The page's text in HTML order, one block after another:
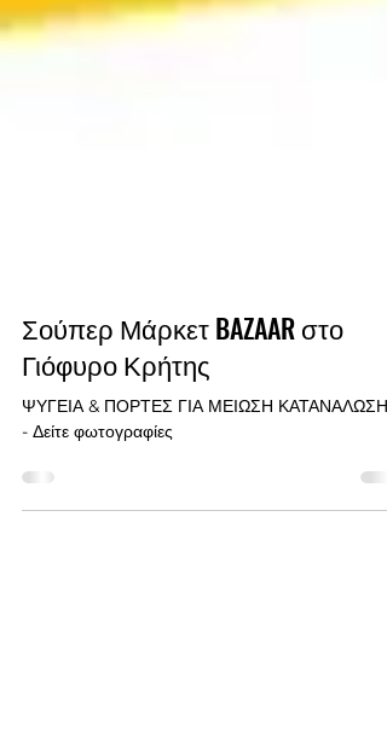
Σούπερ Μάρκετ BAZAAR στο
Γιόφυρο Κρήτης
- Δείτε φωτογραφίες